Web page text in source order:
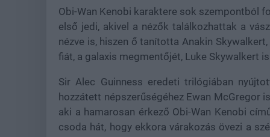
Obi-Wan Kenobi karaktere sok szempontból
első jedi, akivel a nézők találkozhattak a
nézve is, hiszen ő tanította Anakin
fiát, a galaxis megmentőjét, Luke Skywalkert
Sir Alec Guinness eredeti trilógiában
hozzátett népszerűségéhez Ewan McGregor
aki a hamarosan érkező Obi-Wan Kenobi
csoda hát, hogy ekkora várakozás övezi a